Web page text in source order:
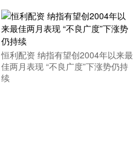
恒利配资 纳指有望创2004年以来最
佳两月表现 “不良广度”下涨势仍持
续